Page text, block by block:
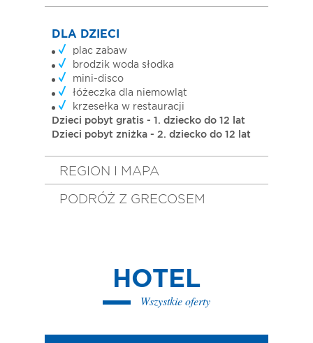
DLA DZIECI
plac zabaw
brodzik woda słodka
mini-disco
łóżeczka dla niemowląt
krzesełka w restauracji
Dzieci pobyt gratis - 1. dziecko do 12 lat
Dzieci pobyt zniżka - 2. dziecko do 12 lat
REGION I MAPA
PODRÓŻ Z GRECOSEM
HOTEL
Wszystkie oferty